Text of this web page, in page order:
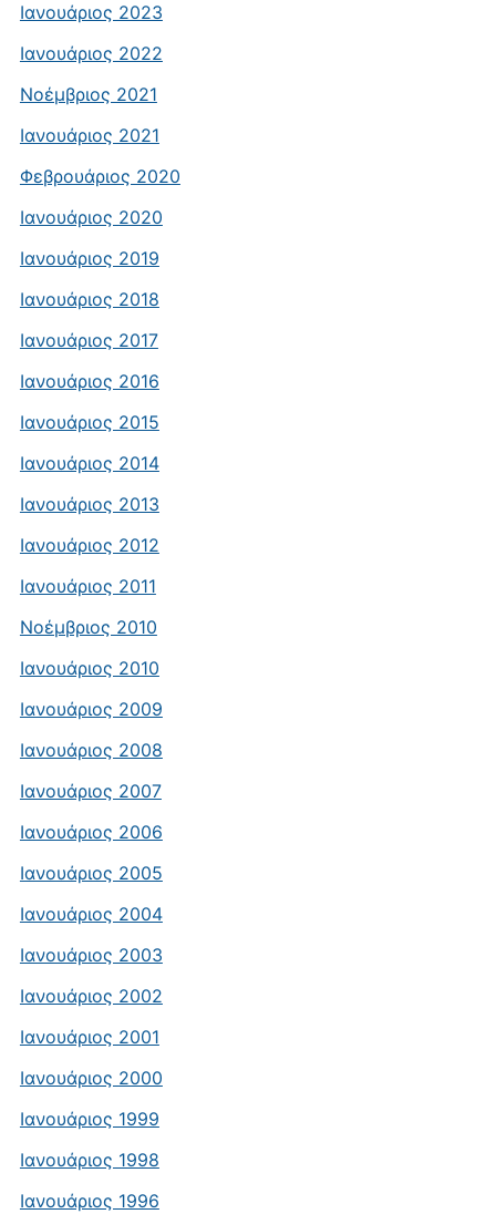
Ιανουάριος 2023
Ιανουάριος 2022
Νοέμβριος 2021
Ιανουάριος 2021
Φεβρουάριος 2020
Ιανουάριος 2020
Ιανουάριος 2019
Ιανουάριος 2018
Ιανουάριος 2017
Ιανουάριος 2016
Ιανουάριος 2015
Ιανουάριος 2014
Ιανουάριος 2013
Ιανουάριος 2012
Ιανουάριος 2011
Νοέμβριος 2010
Ιανουάριος 2010
Ιανουάριος 2009
Ιανουάριος 2008
Ιανουάριος 2007
Ιανουάριος 2006
Ιανουάριος 2005
Ιανουάριος 2004
Ιανουάριος 2003
Ιανουάριος 2002
Ιανουάριος 2001
Ιανουάριος 2000
Ιανουάριος 1999
Ιανουάριος 1998
Ιανουάριος 1996